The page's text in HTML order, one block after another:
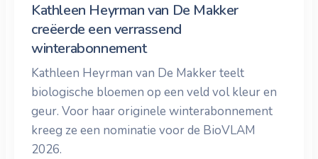
Kathleen Heyrman van De Makker
creëerde een verrassend
winterabonnement
Kathleen Heyrman van De Makker teelt
biologische bloemen op een veld vol kleur en
geur. Voor haar originele winterabonnement
kreeg ze een nominatie voor de BioVLAM
2026.